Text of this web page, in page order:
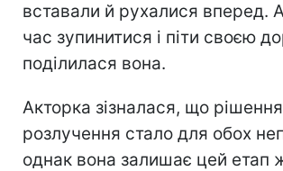
вставали й рухалися вперед.
час зупинитися і піти своєю
поділилася вона.
Акторка зізналася, що
розлучення стало для обох
однак вона залишає цей етап